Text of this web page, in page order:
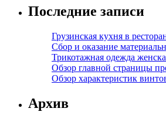
Последние записи
Грузинская кухня в
Сбор и оказание
Трикотажная одежда
Обзор главной страницы
Обзор характеристик
Архив